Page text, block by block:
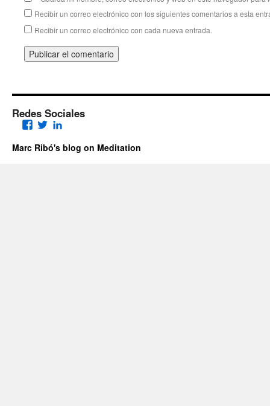
Recibir un correo electrónico con los siguientes comentarios a esta
Recibir un correo electrónico con cada nueva entrada.
Redes Sociales
Facebook
Twitter
Marc Ribó's blog on Meditation